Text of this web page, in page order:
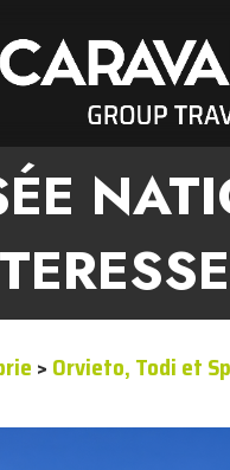
> Orvieto, Todi et